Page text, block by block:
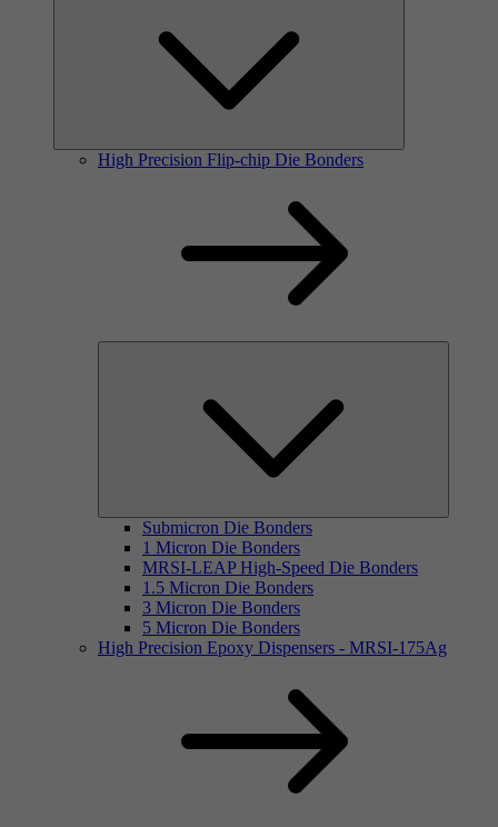
High Precision Flip-chip Die Bonders
Submicron Die Bonders
1 Micron Die Bonders
MRSI-LEAP High-Speed Die Bonders
1.5 Micron Die Bonders
3 Micron Die Bonders
5 Micron Die Bonders
High Precision Epoxy Dispensers - MRSI-175Ag